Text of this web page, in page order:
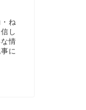
ね
し
情
に